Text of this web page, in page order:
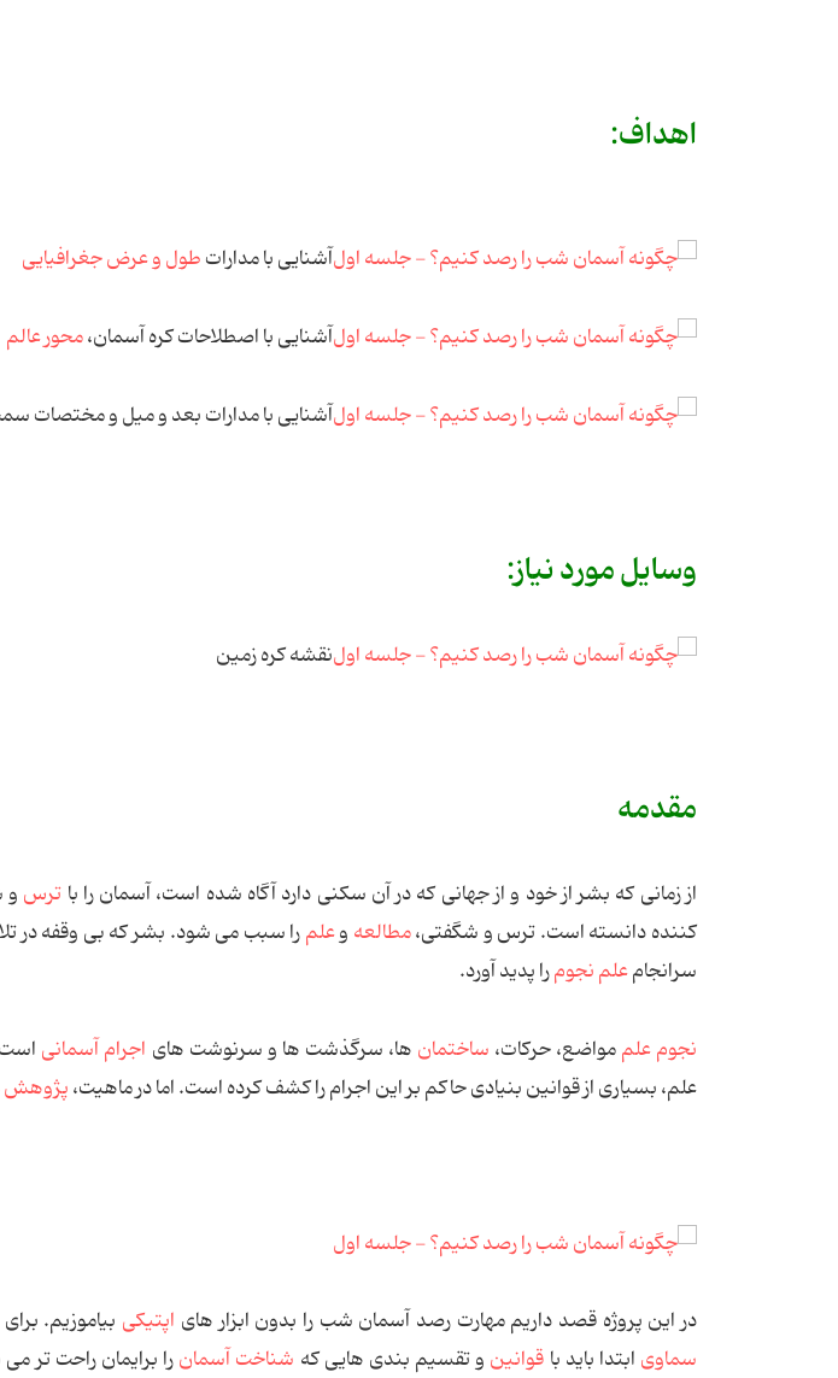
اهداف:
آشنایی با مداراتطول و عرض جغرافیایی
آشنایی با اصطلاحات كره آسمان،محور عالم
آشنایی با مدارات بعد و میل و مختصات
وسایل مورد نیاز:
نقشه كره زمین
مقدمه
از زمانی كه بشر از خود و از جهانی كه در آن سكنی دارد آگاه شده است‏، آسمان را با ترس و
كننده دانسته است. ترس و شگفتی،مطالعه وعلمرا سبب می شود. بشر كه بی وقفه در
سرانجامعلم نجومرا پدید آورد.
نجوم علممواضع، حركات، ساختمان ها، سرگذشت ها و سرنوشت های اجرام آسمانی
علم، بسیاری از قوانین بنیادی حاكم بر این اجرام را كشف كرده است. اما در ماهیت،پژوهش
در این پروژه قصد داریم مهارت رصد آسمان شب را بدون ابزار های اپتیكی بیاموزیم. برای
سماوی ابتدا باید با قوانین و تقسیم بندی هایی كه شناخت آسمانرا برایمان راحت تر